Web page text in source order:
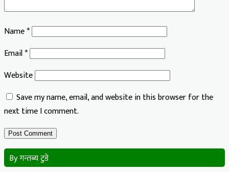
Name*
Email*
Website
Save my name, email, and website in this browser for the
next time I comment.
By गन्तब्य टुडे